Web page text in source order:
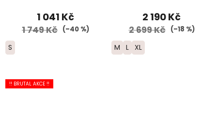
1 041 Kč
1 749 Kč (–40 %)
S
2 190 Kč
2 699 Kč (–18 %)
M L XL
!! BRUTAL AKCE !!